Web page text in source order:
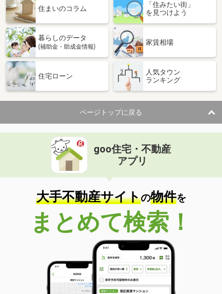
住まいのコラム
「住みたい街」
を見つけよう
暮らしのデータ
(補助金・助成金情報)
家賃相場
住宅ローン
人気タウン
ランキング
ページトップに戻る
goo住宅・不動産
アプリ
大手不動産サイトの物件を
まとめて検索！